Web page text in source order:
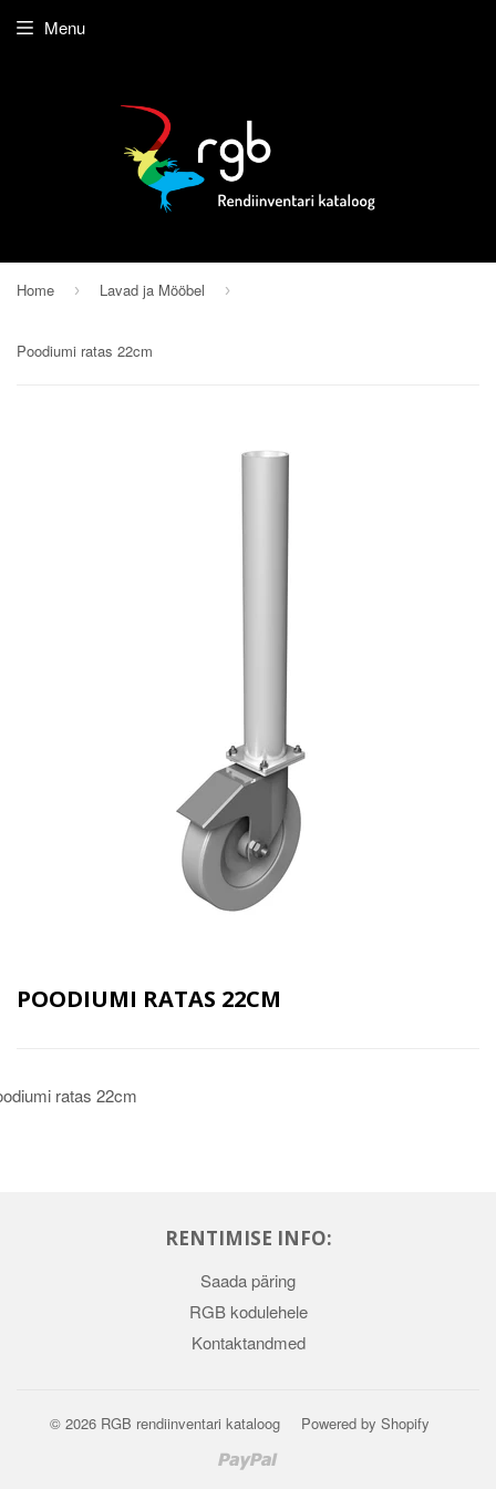
Menu
Home › Lavad ja Mööbel ›
Poodiumi ratas 22cm
POODIUMI RATAS 22CM
ratas 22cm
RENTIMISE INFO:
Saada päring
RGB kodulehele
Kontaktandmed
© 2026 RGB rendiinventari kataloog Powered by Shopify